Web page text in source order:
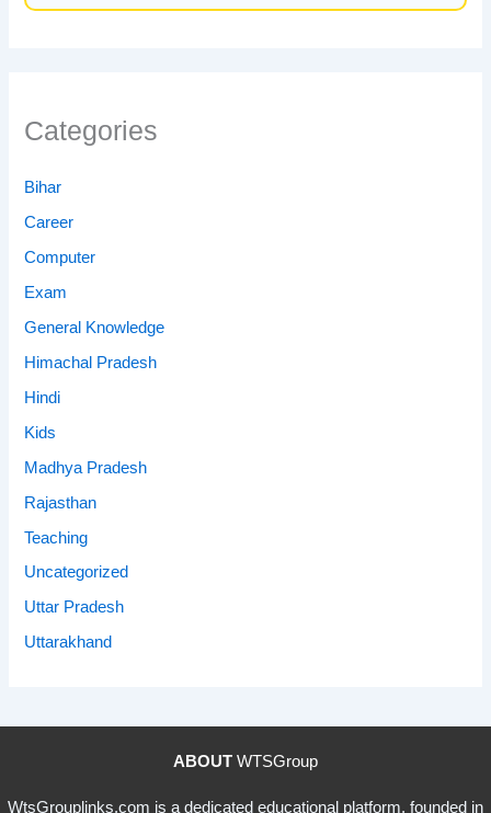
Categories
Bihar
Career
Computer
Exam
General Knowledge
Himachal Pradesh
Hindi
Kids
Madhya Pradesh
Rajasthan
Teaching
Uncategorized
Uttar Pradesh
Uttarakhand
ABOUT WTSGroup
WtsGrouplinks.com is a dedicated educational platform, founded in